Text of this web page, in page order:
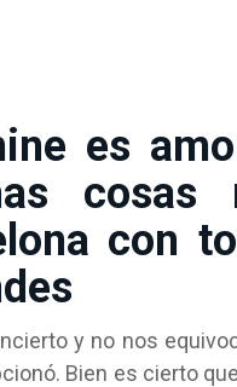
es
cosas
con
y no nos
Bien es cierto